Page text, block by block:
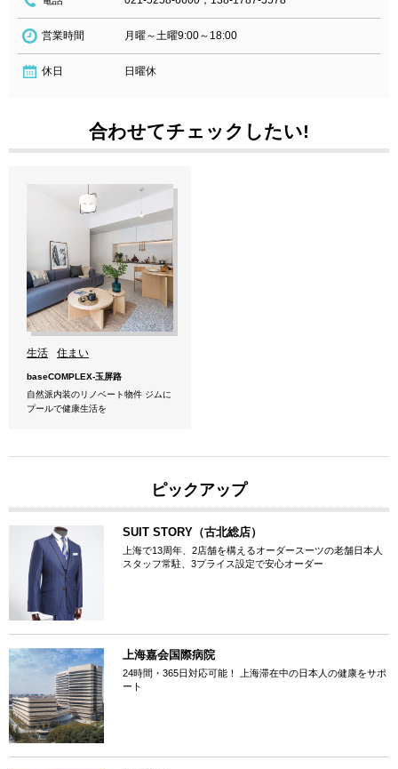
営業時間 月曜～土曜9:00～18:00
休日 日曜休
合わせてチェックしたい!
生活 住まい
baseCOMPLEX-玉屏路
自然派内装のリノベート物件 ジムに
プールで健康生活を
ピックアップ
SUIT STORY（古北総店）
上海で13周年、2店舗を構えるオーダースーツの老舗日本人
スタッフ常駐、3プライス設定で安心オーダー
上海嘉会国際病院
24時間・365日対応可能！ 上海滞在中の日本人の健康をサポ
ート